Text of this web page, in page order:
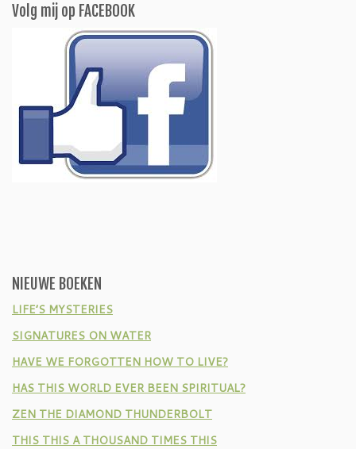
Volg mij op FACEBOOK
NIEUWE BOEKEN
LIFE’S MYSTERIES
SIGNATURES ON WATER
HAVE WE FORGOTTEN HOW TO LIVE?
HAS THIS WORLD EVER BEEN SPIRITUAL?
ZEN THE DIAMOND THUNDERBOLT
THIS THIS A THOUSAND TIMES THIS